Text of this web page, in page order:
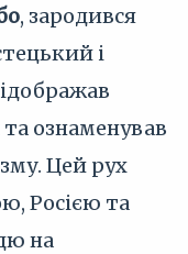
, зародився
і
ознаменував
Цей рух
Росією та
на